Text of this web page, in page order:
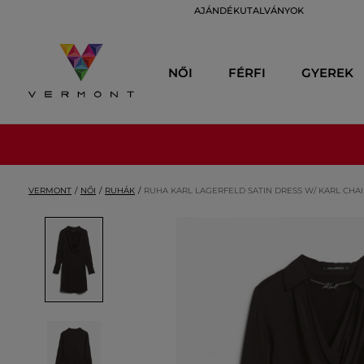
AJÁNDÉKUTALVÁNYOK
NŐI FÉRFI GYEREK
VERMONT NŐI RUHÁK RUHA KARL LAGERFELD SATIN DRESS W/ KARL